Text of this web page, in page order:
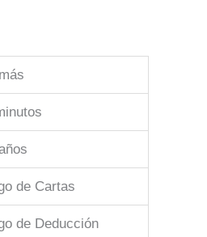
de Cartas
de Deducción